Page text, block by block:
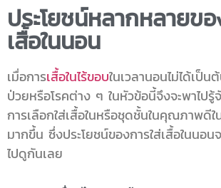
ประโยชน์หลากหลายขอ
เสื้อในนอน
เมื่อการเสื้อในไร้ขอบในเวลานอนไม่ได้เป็น
ป่วยหรือโรคต่าง ๆ ในหัวข้อนี้จึงจะพาไปรู้
การเลือกใส่เสื้อในหรือชุดชั้นในคุณภาพดีใ
มากขึ้น ซึ่งประโยชน์ของการใส่เสื้อในนอน
ไปดูกันเลย